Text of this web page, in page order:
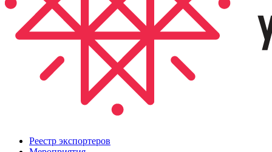
Реестр экспортеров